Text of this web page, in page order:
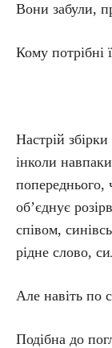
Вони забули,
Кому потрібні
Настрій
інколи
попереднього,
об’єднує
співом,
рідне слово,
Але навіть по
Подібна до